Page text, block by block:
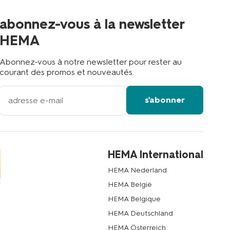
?
abonnez-vous à la newsletter
HEMA
Abonnez-vous à notre newsletter pour rester au
courant des promos et nouveautés.
votre
adresse
s'abonner
HEMA International
HEMA Nederland
HEMA België
HEMA Belgique
HEMA Deutschland
HEMA Österreich